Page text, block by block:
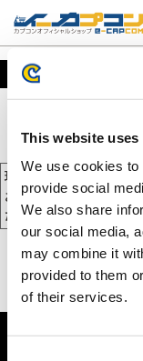
This website uses
We use cookies
provide social
We also share
our social media,
may combine it
provided to them
of their services.
カート
現在、カートには商品
お買い物を続けるには
ださい。